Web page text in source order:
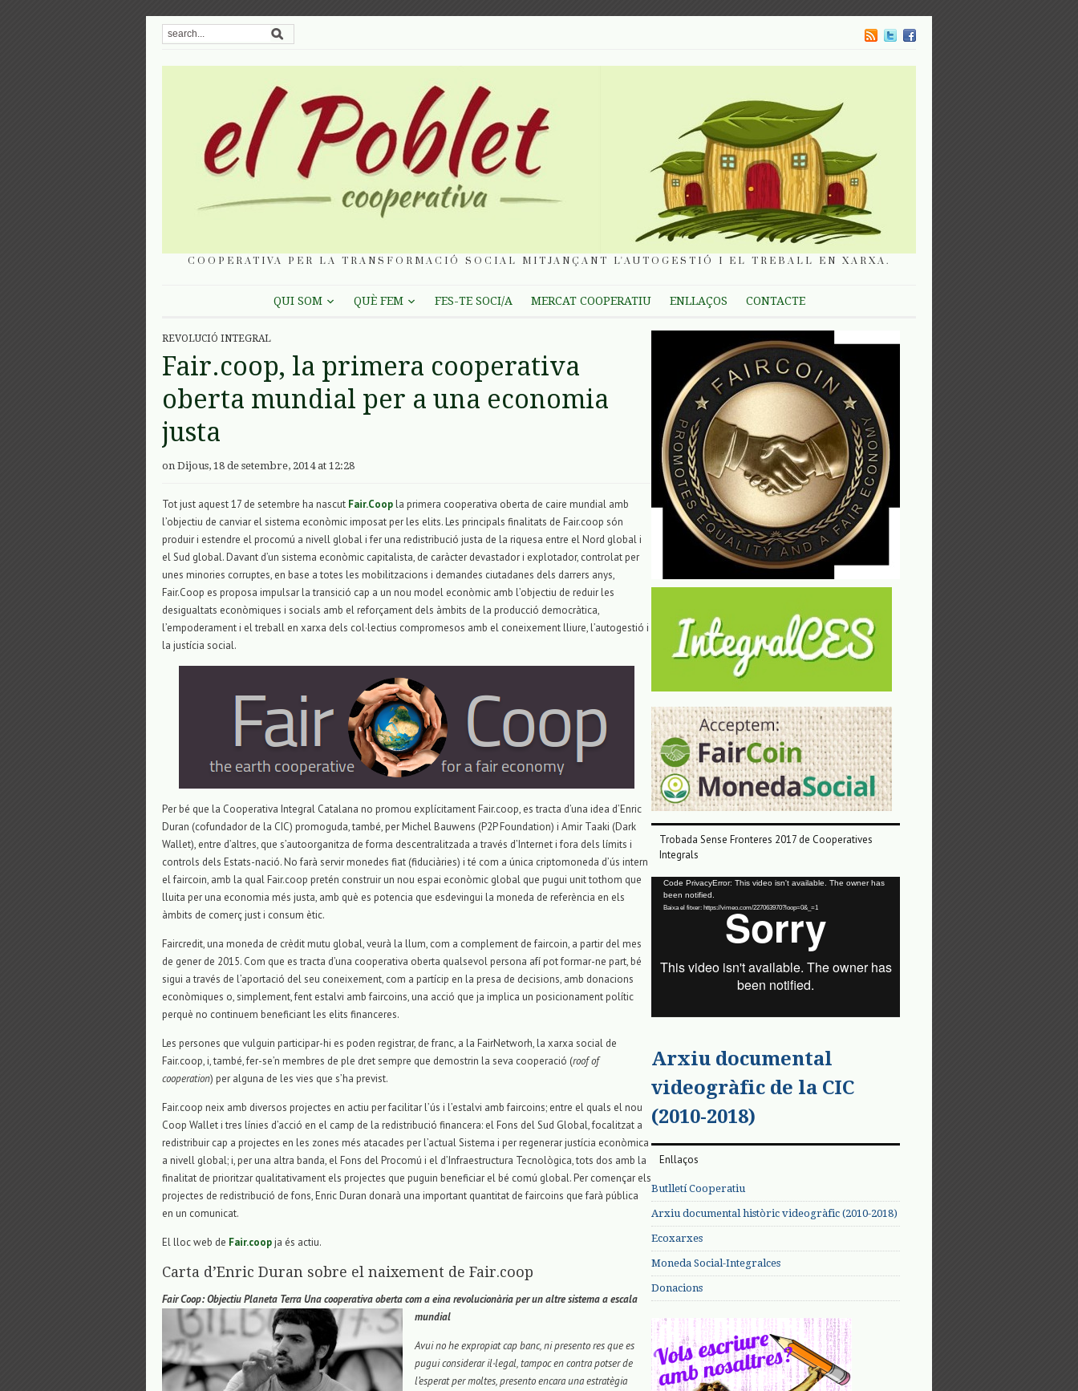
COOPERATIVA PER LA TRANSFORMACIÓ SOCIAL MITJANÇANT L'AUTOGESTIÓ I EL TREBALL EN XARXA.
QUI SOM QUÈ FEM FES-TE SOCI/A MERCAT COOPERATIU ENLLAÇOS CONTACTE
REVOLUCIÓ INTEGRAL
Fair.coop, la primera cooperativa
oberta mundial per a una economia
justa
on Dijous, 18 de setembre, 2014 at 12:28
Tot just aquest 17 de setembre ha nascut Fair.Coopla primera cooperativa oberta de caire mundial amb
l’objectiu de canviar el sistema econòmic imposat per les elits. Les principals finalitats de Fair.coop són
produir i estendre el procomú a nivell global i fer una redistribució justa de la riquesa entre el Nord global i
el Sud global. Davant d’un sistema econòmic capitalista, de caràcter devastador i explotador, controlat per
unes minories corruptes, en base a totes les mobilitzacions i demandes ciutadanes dels darrers anys,
Fair.Coop es proposa impulsar la transició cap a un nou model econòmic amb l’objectiu de reduir les
desigualtats econòmiques i socials amb el reforçament dels àmbits de la producció democràtica,
l’empoderament i el treball en xarxa dels col·lectius compromesos amb el coneixement lliure, l’autogestió i
la justícia social.
Per bé que la Cooperativa Integral Catalana no promou explícitament Fair.coop, es tracta d’una idea d’Enric
Duran (cofundador de la CIC) promoguda, també, per Michel Bauwens (P2P Foundation) i Amir Taaki (Dark
Wallet), entre d’altres, que s’autoorganitza de forma descentralitzada a través d’Internet i fora dels límits i
controls dels Estats-nació. No farà servir monedes fiat (fiduciàries) i té com a única criptomoneda d’ús intern
el faircoin, amb la qual Fair.coop pretén construir un nou espai econòmic global que pugui unit tothom que
lluita per una economia més justa, amb què es potencia que esdevingui la moneda de referència en els
àmbits de comerç just i consum ètic.
Faircredit, una moneda de crèdit mutu global, veurà la llum, com a complement de faircoin, a partir del mes
de gener de 2015. Com que es tracta d’una cooperativa oberta qualsevol persona afí pot formar-ne part, bé
sigui a través de l’aportació del seu coneixement, com a partícip en la presa de decisions, amb donacions
econòmiques o, simplement, fent estalvi amb faircoins, una acció que ja implica un posicionament polític
perquè no continuem beneficiant les elits financeres.
Les persones que vulguin participar-hi es poden registrar, de franc, a la FairNetworh, la xarxa social de
Fair.coop, i, també, fer-se’n membres de ple dret sempre que demostrin la seva cooperació (roof of
cooperation) per alguna de les vies que s’ha previst.
Fair.coop neix amb diversos projectes en actiu per facilitar l’ús i l’estalvi amb faircoins; entre el quals el nou
Coop Wallet i tres línies d’acció en el camp de la redistribució financera: el Fons del Sud Global, focalitzat a
redistribuir cap a projectes en les zones més atacades per l’actual Sistema i per regenerar justícia econòmica
a nivell global; i, per una altra banda, el Fons del Procomú i el d’Infraestructura Tecnològica, tots dos amb la
finalitat de prioritzar qualitativament els projectes que puguin beneficiar el bé comú global. Per començar els
projectes de redistribució de fons, Enric Duran donarà una important quantitat de faircoins que farà pública
en un comunicat.
El lloc web de Fair.coopja és actiu.
Carta d’Enric Duran sobre el naixement de Fair.coop
Fair Coop: Objectiu Planeta TerraUna cooperativa oberta com a eina revolucionària per un altre sistema a escala
mundial
Avui no he expropiat cap banc, ni presento res que es
pugui considerar il·legal, tampoc en contra potser de
l’esperat per moltes, presento encara una estratègia
Trobada Sense Fronteres 2017 de Cooperatives
Integrals
Reproductor
vídeo
Code PrivacyError: This video isn't available. The owner has
been notified.
Baixa el fitxer: https://vimeo.com/227063970?loop=0&_=1
Arxiu documental
videogràfic de la CIC
(2010-2018)
Enllaços
Butlletí Cooperatiu
Arxiu documental històric videogràfic (2010-2018)
Ecoxarxes
Moneda Social-Integralces
Donacions